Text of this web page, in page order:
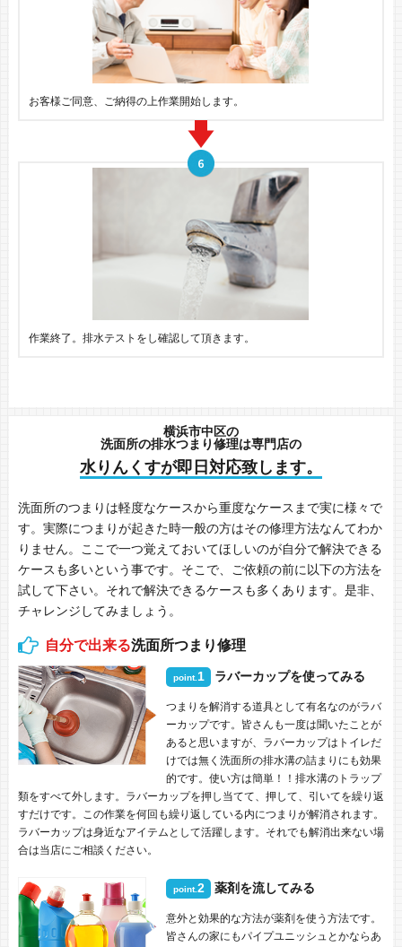
お客様ご同意、ご納得の上作業開始します。
作業終了。排水テストをし確認して頂きます。
横浜市中区の
洗面所の排水つまり修理は専門店の
水りんくすが即日対応致します。
洗面所のつまりは軽度なケースから重度なケースまで実に様々で
す。実際につまりが起きた時一般の方はその修理方法なんてわか
りません。ここで一つ覚えておいてほしいのが自分で解決できる
ケースも多いという事です。そこで、ご依頼の前に以下の方法を
試して下さい。それで解決できるケースも多くあります。是非、
チャレンジしてみましょう。
自分で出来る洗面所つまり修理
point. 1 ラバーカップを使ってみる
つまりを解消する道具として有名なのがラバ
ーカップです。皆さんも一度は聞いたことが
あると思いますが、ラバーカップはトイレだ
けでは無く洗面所の排水溝の詰まりにも効果
的です。使い方は簡単！！排水溝のトラップ
類をすべて外します。ラバーカップを押し当てて、押して、引いてを繰り返
すだけです。この作業を何回も繰り返している内につまりが解消されます。
ラバーカップは身近なアイテムとして活躍します。それでも解消出来ない場
合は当店にご相談ください。
point.2 薬剤を流してみる
意外と効果的な方法が薬剤を使う方法です。
皆さんの家にもパイプユニッシュとかならあ